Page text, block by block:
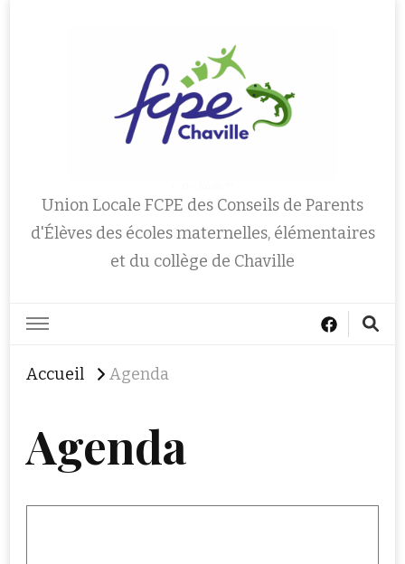
Union Locale FCPE des Conseils de Parents
d'Élèves des écoles maternelles, élémentaires
et du collège de Chaville
Accueil Agenda
Agenda